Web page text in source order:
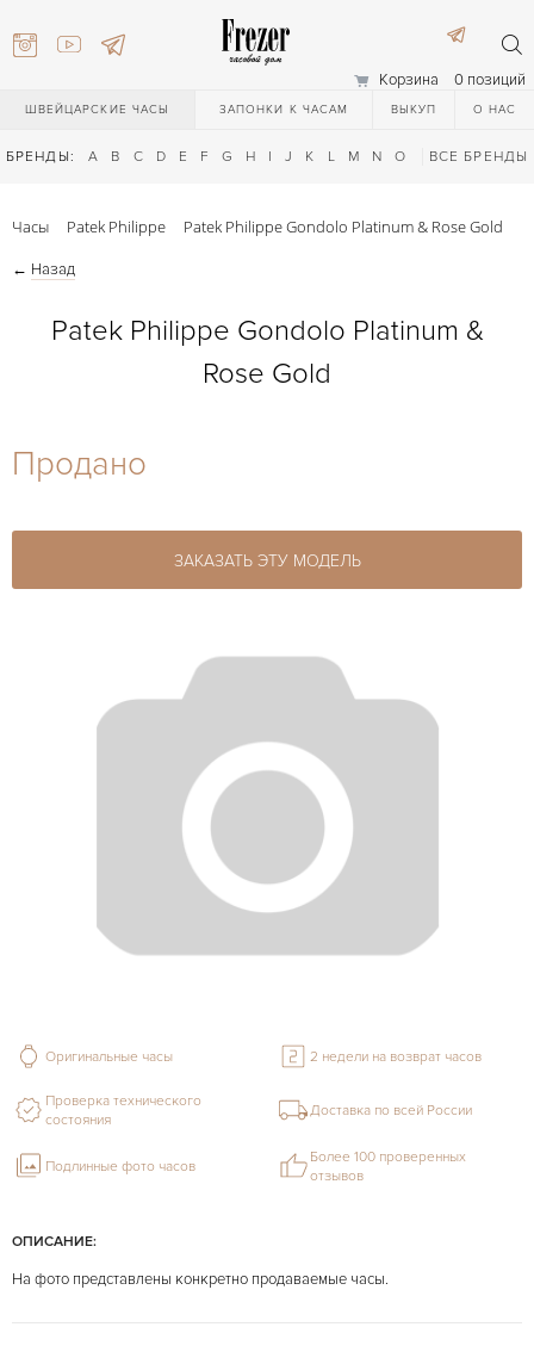
Корзина 0 позиций
ШВЕЙЦАРСКИЕ ЧАСЫ ЗАПОНКИ К ЧАСАМ ВЫКУП О НАС
БРЕНДЫ: A B C D E F G H I J K L M N O Q R S T
ВСЕ БРЕНДЫ
27-44
Часы Patek Philippe Patek Philippe Gondolo Platinum & Rose Gold
← Назад
Patek Philippe Gondolo Platinum &
Rose Gold
Продано
ЗАКАЗАТЬ ЭТУ МОДЕЛЬ
ОПИСАНИЕ:
На фото представлены конкретно продаваемые часы.
Оригинальные часы 2 недели на возврат часов
Проверка технического
состояния
Доставка по всей России
Подлинные фото часов
Более 100 проверенных
отзывов